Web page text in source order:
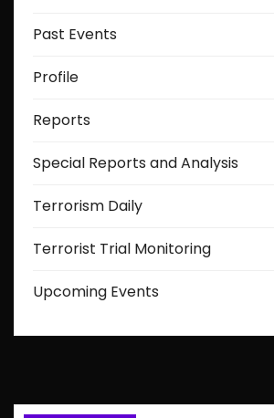
Past Events
Profile
Reports
Special Reports and Analysis
Terrorism Daily
Terrorist Trial Monitoring
Upcoming Events